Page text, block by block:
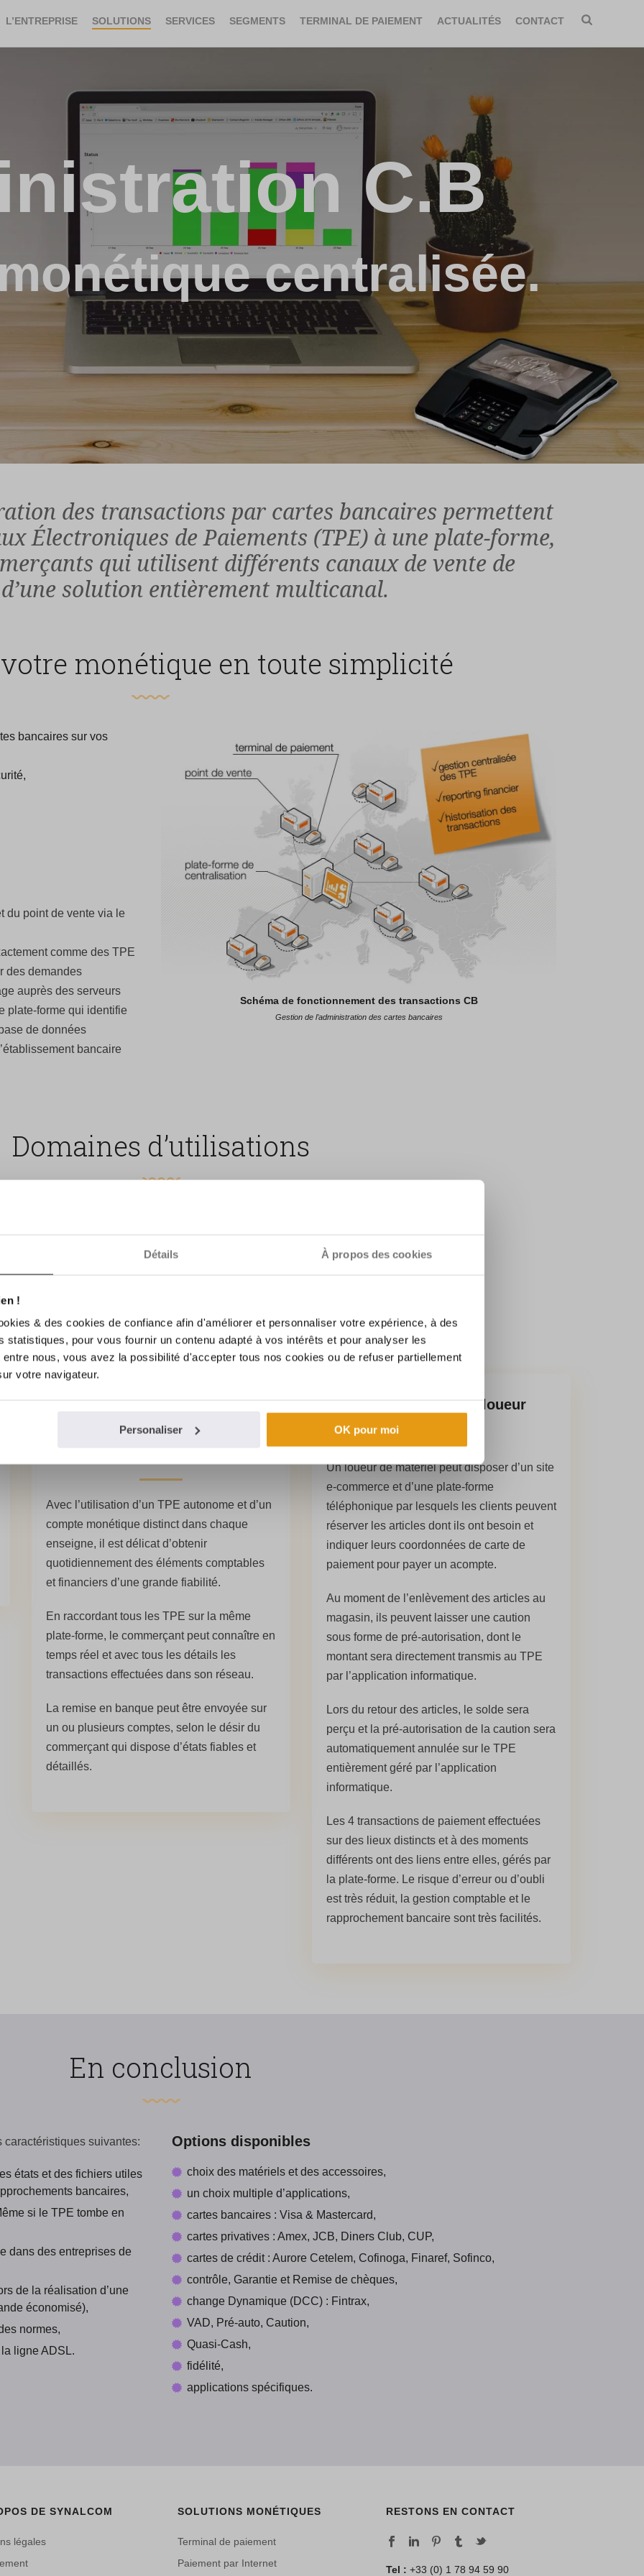
Détails À propos des cookies
!
& des cookies de confiance afin d'améliorer et personnaliser votre expérience, à des
statistiques, pour vous fournir un contenu adapté à vos intérêts et pour analyser les
nous, vous avez la possibilité d'accepter tous nos cookies ou de refuser partiellement
votre navigateur.
Personaliser OK pour moi
L’ENTREPRISE SOLUTIONS SERVICES SEGMENTS TERMINAL DE PAIEMENT ACTUALITÉS CONTACT
C.B
centralisée.
des transactions par cartes bancaires permettent
Électroniques de Paiements (TPE) à une plate-forme,
qui utilisent différents canaux de vente de
solution entièrement multicanal.
monétique en toute simplicité
bancaires sur vos
du point de vente via le
comme des TPE
des demandes
auprès des serveurs
plate-forme qui identifie
de données
bancaire
Schéma de fonctionnement des transactions CB
Gestion de l’administration des cartes bancaires
Domaines d’utilisations
multi points de vente,
Wifi, GPRS, Automate,..
basé sur une activité multicanal.
Avantage pour le réseau de
boutiques d’une même enseigne
Avec l’utilisation d’un TPE autonome et d’un
compte monétique distinct dans chaque
enseigne, il est délicat d’obtenir
quotidiennement des éléments comptables
et financiers d’une grande fiabilité.
En raccordant tous les TPE sur la même
plate-forme, le commerçant peut connaître en
temps réel et avec tous les détails les
transactions effectuées dans son réseau.
La remise en banque peut être envoyée sur
un ou plusieurs comptes, selon le désir du
commerçant qui dispose d’états fiables et
détaillés.
Avantage pour un loueur
Un loueur de matériel peut disposer d’un site
e-commerce et d’une plate-forme
téléphonique par lesquels les clients peuvent
réserver les articles dont ils ont besoin et
indiquer leurs coordonnées de carte de
paiement pour payer un acompte.
Au moment de l’enlèvement des articles au
magasin, ils peuvent laisser une caution
sous forme de pré-autorisation, dont le
montant sera directement transmis au TPE
par l’application informatique.
Lors du retour des articles, le solde sera
perçu et la pré-autorisation de la caution sera
automatiquement annulée sur le TPE
entièrement géré par l’application
informatique.
Les 4 transactions de paiement effectuées
sur des lieux distincts et à des moments
différents ont des liens entre elles, gérés par
la plate-forme. Le risque d’erreur ou d’oubli
est très réduit, la gestion comptable et le
rapprochement bancaire sont très facilités.
En conclusion
caractéristiques suivantes:
états et des fichiers utiles
bancaires,
si le TPE tombe en
dans des entreprises de
de la réalisation d’une
économisé),
normes,
ligne ADSL.
Options disponibles
choix des matériels et des accessoires,
un choix multiple d’applications,
cartes bancaires : Visa & Mastercard,
cartes privatives : Amex, JCB, Diners Club, CUP,
cartes de crédit : Aurore Cetelem, Cofinoga, Finaref, Sofinco,
contrôle, Garantie et Remise de chèques,
change Dynamique (DCC) : Fintrax,
VAD, Pré-auto, Caution,
Quasi-Cash,
fidélité,
applications spécifiques.
DE SYNALCOM
légales
SOLUTIONS MONÉTIQUES
Terminal de paiement
Paiement par Internet
RESTONS EN CONTACT
Tel : +33 (0) 1 78 94 59 90